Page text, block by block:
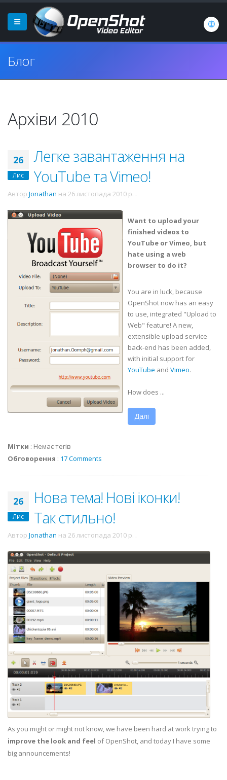
Блог
Архіви 2010
26
Лис
Легке завантаження на
YouTube та Vimeo!
Автор Jonathan на 26 листопада 2010 р. .
Want to upload your
finished videos to
YouTube or Vimeo, but
hate using a web
browser to do it?
You are in luck, because
OpenShot now has an easy
to use, integrated "Upload to
Web" feature! A new,
extensible upload service
back-end has been added,
with initial support for
YouTube and Vimeo.
How does ...
Далі
Мітки : Немає тегів
Обговорення : 17 Comments
26
Лис
Нова тема! Нові іконки!
Так стильно!
Автор Jonathan на 26 листопада 2010 р. .
As you might or might not know, we have been hard at work trying to
improve the look and feel of OpenShot, and today I have some
big announcements!